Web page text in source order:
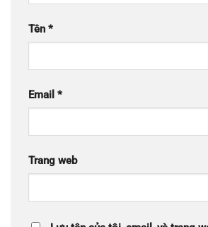
Tên *
Email *
Trang web